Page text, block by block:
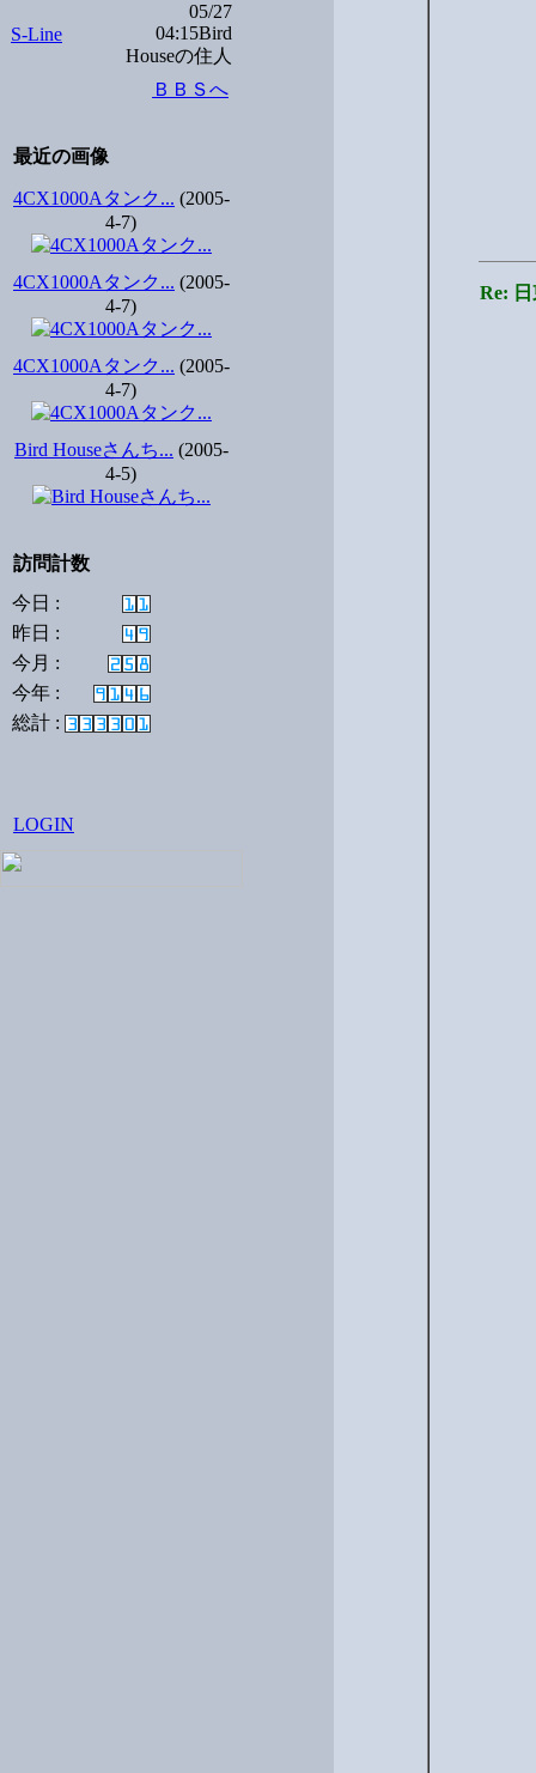
S-Line
05/27
04:15Bird
Houseの住人
ＢＢＳへ
最近の画像
4CX1000Aタンク... (2005-
4-7)
4CX1000Aタンク... (2005-
4-7)
4CX1000Aタンク... (2005-
4-7)
Bird Houseさんち... (2005-
4-5)
訪問計数
今日 :
昨日 :
今月 :
今年 :
総計 :
LOGIN
Re: